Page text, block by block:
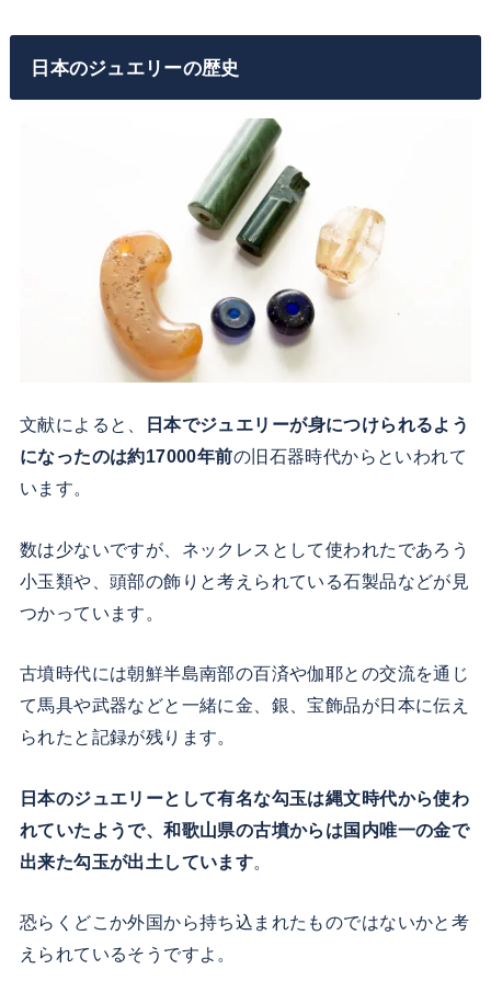
日本のジュエリーの歴史
文献によると、
日本でジュエリーが身につけられるよう
になったのは約17000年前の旧石器時代からといわれて
います。
数は少ないですが、ネックレスとして使われたであろう
小玉類や、頭部の飾りと考えられている石製品などが見
つかっています。
古墳時代には朝鮮半島南部の百済や伽耶との交流を通じ
て馬具や武器などと一緒に金、銀、宝飾品が日本に伝え
られたと記録が残ります。
日本のジュエリーとして有名な勾玉は縄文時代から使わ
れていたようで、和歌山県の古墳からは国内唯一の金で
出来た勾玉が出土しています
恐らくどこか外国から持ち込まれたものではないかと考
えられているそうですよ。